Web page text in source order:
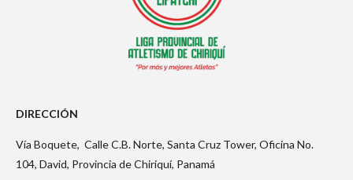
DIRECCIÓN
Vía Boquete, Calle C.B. Norte, Santa Cruz Tower, Oficina No.
104, David, Provincia de Chiriquí, Panamá